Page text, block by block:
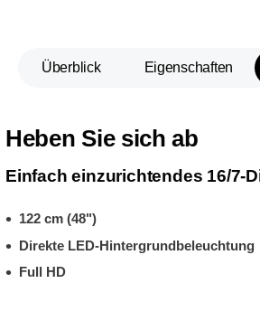
Überblick Eigenschaften
Heben Sie sich ab
Einfach einzurichtendes 16/7-
122 cm (48")
Direkte LED-Hintergrundbeleuchtung
Full HD